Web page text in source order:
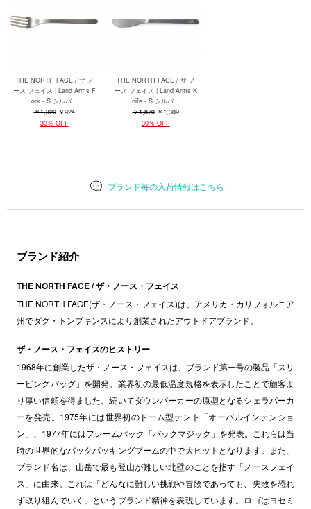
THE NORTH FACE / ザ ノ
ース フェイス | Land Arms F
ork - S シルバー
￥1,320 ￥924
30％ OFF
THE NORTH FACE / ザ ノ
ース フェイス | Land Arms K
nife - S シルバー
￥1,870 ￥1,309
30％ OFF
ブランド毎の入荷情報はこちら
ブランド紹介
THE NORTH FACE / ザ・ノース・フェイス
THE NORTH FACE(ザ・ノース・フェイス)は、アメリカ・カリフォルニア
州でダグ・トンプキンスにより創業されたアウトドアブランド。
ザ・ノース・フェイスのヒストリー
1968年に創業したザ・ノース・フェイスは、ブランド第一号の製品「スリ
ーピングバッグ」を開発。業界初の最低温度規格を表示したことで顧客よ
り厚い信頼を得ました。続いてダウンパーカーの原型となるシェラパーカ
ーを発売。1975年には世界初のドーム型テント「オーバルインテンショ
ン」、1977年にはフレームパック「バックマジック」を発表。これらは当
時の世界的なバックパッキングブームの中で大ヒットとなります。また、
ブランド名は、山岳で最も登山が難しい北壁のことを指す「ノースフェイ
ス」に由来。これは「どんなに難しい挑戦や冒険であっても、失敗を恐れ
ず取り組んでいく」というブランド精神を表現しています。ロゴはヨセミ